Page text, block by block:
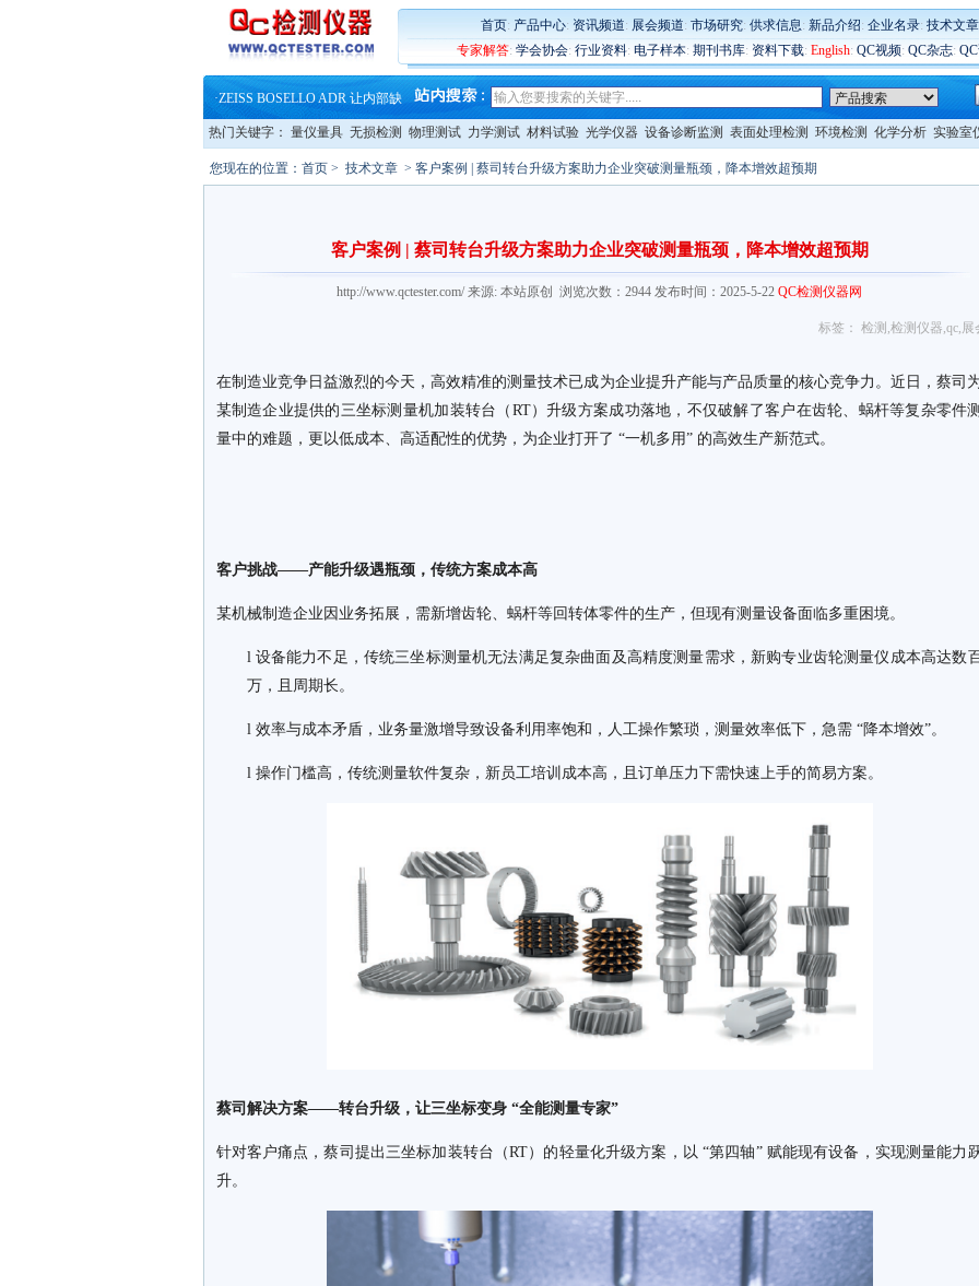
首页: 产品中心: 资讯频道: 展会频道: 市场研究: 供求信息: 新品介绍: 企业名录: 技术文章
专家解答: 学会协会: 行业资料: 电子样本: 期刊书库: 资料下载: English: QC视频: QC杂志:
蔡司软件 | 高效变形分析能
铸就AI服务器质量动脉 – 高
铸就AI服务器质量动脉 – 高
·ZEISS BOSELLO ADR 让内部缺
·蔡司和亿纬锂能达成战略合作
·大牌云集 买家升级 ——26
·蔡司软件 | 高效变形分析能
·铸就AI服务器质量动脉 – 高
大牌云集 买家升级 ——26
热门关键字： 量仪量具 无损检测 物理测试 力学测试 材料试验 光学仪器 设备诊断监测 表面处理检测 环境检测 化学分析 实验室
您现在的位置： 首页 > 技术文章 > 客户案例 | 蔡司转台升级方案助力企业突破测量瓶颈，降本增效超预期
客户案例 | 蔡司转台升级方案助力企业突破测量瓶颈，降本增效超预期
http://www.qctester.com/ 来源: 本站原创 浏览次数：2944 发布时间：2025-5-22 QC检测仪器网
标签： 检测 ,检测仪器,qc,展
在制造业竞争日益激烈的今天，高效精准的测量技术已成为企业提升产能与产品质量的核心竞争力。近日，蔡司
某制造企业提供的三坐标测量机加装转台（RT）升级方案成功落地，不仅破解了客户在齿轮、蜗杆等复杂零件测
量中的难题，更以低成本、高适配性的优势，为企业打开了 “一机多用” 的高效生产新范式。
客户挑战——产能升级遇瓶颈，传统方案成本高
某机械制造企业因业务拓展，需新增齿轮、蜗杆等回转体零件的生产，但现有测量设备面临多重困境。
l 设备能力不足，传统三坐标测量机无法满足复杂曲面及高精度测量需求，新购专业齿轮测量仪成本高达数
万，且周期长。
l 效率与成本矛盾，业务量激增导致设备利用率饱和，人工操作繁琐，测量效率低下，急需 “降本增效”。
l 操作门槛高，传统测量软件复杂，新员工培训成本高，且订单压力下需快速上手的简易方案。
蔡司解决方案——转台升级，让三坐标变身 “全能测量专家”
针对客户痛点，蔡司提出三坐标加装转台（RT）的轻量化升级方案，以 “第四轴” 赋能现有设备，实现测量能力
升。